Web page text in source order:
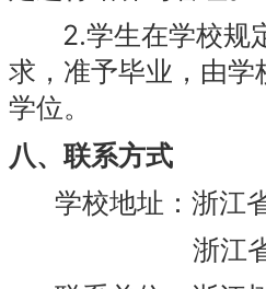
2.学生在学校规定
求，准予毕业，由
学位。
八、联系方式
学校地址：浙江省
浙江省绍兴市